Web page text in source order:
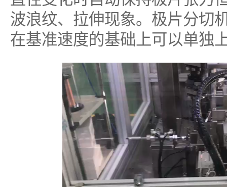
波浪纹、拉伸现象。极片分切
在基准速度的基础上可以单独